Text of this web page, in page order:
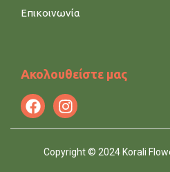
Επικοινωνία
Ακολουθείστε μας
Copyright © 2024 Korali